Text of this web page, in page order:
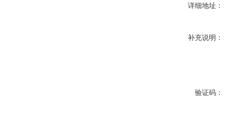
详细地址：
补充说明：
验证码：